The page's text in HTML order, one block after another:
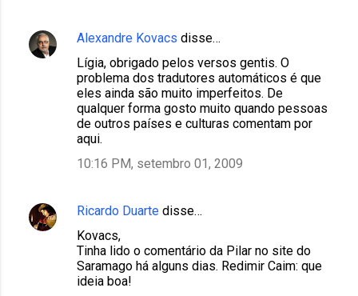
Alexandre Kovacs disse…
Lígia, obrigado pelos versos gentis. O
problema dos tradutores automáticos é que
eles ainda são muito imperfeitos. De
qualquer forma gosto muito quando pessoas
de outros países e culturas comentam por
aqui.
10:16 PM, setembro 01, 2009
Ricardo Duarte disse…
Kovacs,
Tinha lido o comentário da Pilar no site do
Saramago há alguns dias. Redimir Caim: que
ideia boa!